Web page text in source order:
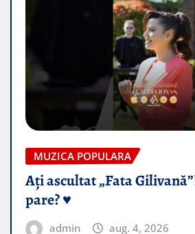
MUZICA POPULARA
Ați ascultat „Fata
pare? ♥️
admin aug. 4, 2026